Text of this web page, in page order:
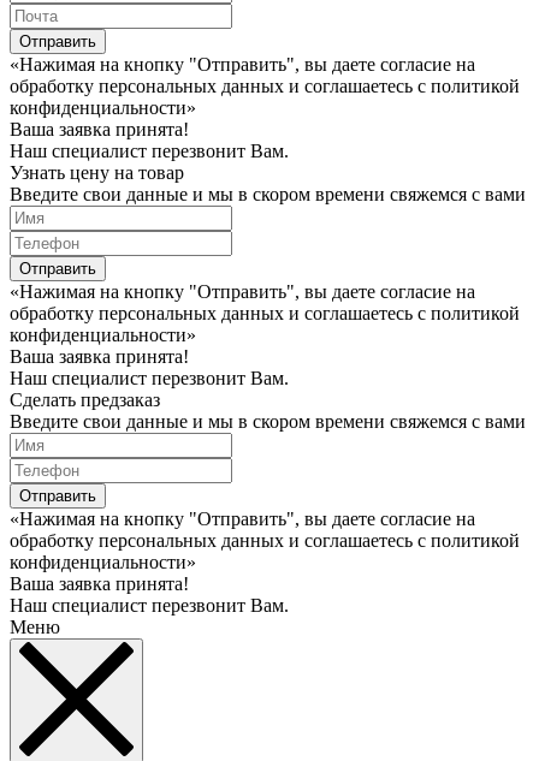
Отправить
«Нажимая на кнопку "Отправить", вы даете согласие на
обработку персональных данных и соглашаетесь c политикой
конфиденциальности»
Ваша заявка принята!
Наш специалист перезвонит Вам.
Узнать цену на товар
Введите свои данные и мы в скором времени свяжемся с вами
Отправить
«Нажимая на кнопку "Отправить", вы даете согласие на
обработку персональных данных и соглашаетесь c политикой
конфиденциальности»
Ваша заявка принята!
Наш специалист перезвонит Вам.
Сделать предзаказ
Введите свои данные и мы в скором времени свяжемся с вами
Отправить
«Нажимая на кнопку "Отправить", вы даете согласие на
обработку персональных данных и соглашаетесь c политикой
конфиденциальности»
Ваша заявка принята!
Наш специалист перезвонит Вам.
Меню